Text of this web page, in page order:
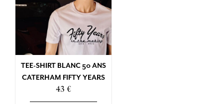
TEE-SHIRT BLANC 50 ANS
CATERHAM FIFTY YEARS
43 €